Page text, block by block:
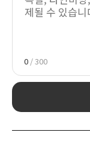
0 / 300